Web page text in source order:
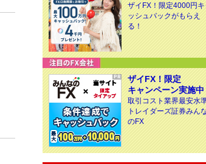
ザイFX！限定4000円キ
ッシュバックがもらえ
る！
ザイFX！限定
キャンペーン実施中
取引コスト業界最安水
トレイダーズ証券みん
のFX